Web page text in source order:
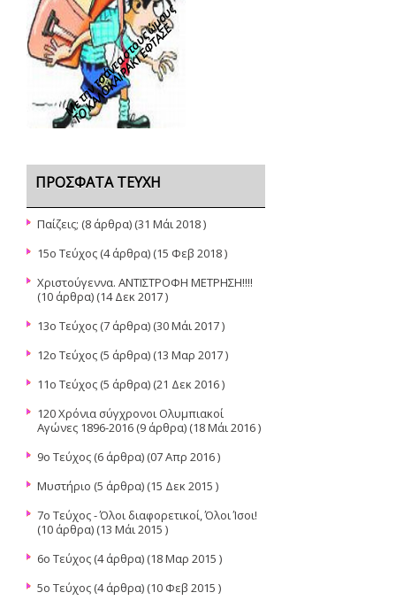
Με την τσάντα στους ώμους
ΤΟ ΚΑΛΟΚΑΙΡΑΚΙ ΕΦΤΑΣΕ
ΠΡΌΣΦΑΤΑ ΤΕΎΧΗ
Παίζεις; (8 άρθρα) (31 Μάι 2018 )
15ο Τεύχος (4 άρθρα) (15 Φεβ 2018 )
Χριστούγεννα. ΑΝΤΙΣΤΡΟΦΗ ΜΕΤΡΗΣΗ!!!!
(10 άρθρα) (14 Δεκ 2017 )
13ο Τεύχος (7 άρθρα) (30 Μάι 2017 )
12o Τεύχος (5 άρθρα) (13 Μαρ 2017 )
11ο Τεύχος (5 άρθρα) (21 Δεκ 2016 )
120 Χρόνια σύγχρονοι Ολυμπιακοί
Αγώνες 1896-2016 (9 άρθρα) (18 Μάι 2016 )
9ο Τεύχος (6 άρθρα) (07 Απρ 2016 )
Μυστήριο (5 άρθρα) (15 Δεκ 2015 )
7o Tεύχος - Όλοι διαφορετικοί, Όλοι Ίσοι!
(10 άρθρα) (13 Μάι 2015 )
6ο Τεύχος (4 άρθρα) (18 Μαρ 2015 )
5ο Τεύχος (4 άρθρα) (10 Φεβ 2015 )